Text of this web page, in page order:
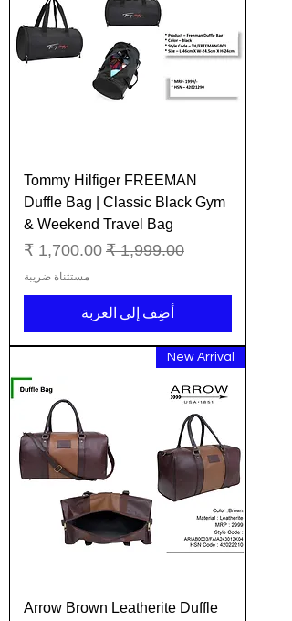
Tommy Hilfiger FREEMAN
Duffle Bag | Classic Black Gym
& Weekend Travel Bag
سعر عادي سعر البيع
مستثناة ضريبة
أضِف إلى العربة
New Arrival
Arrow Brown Leatherite Duffle